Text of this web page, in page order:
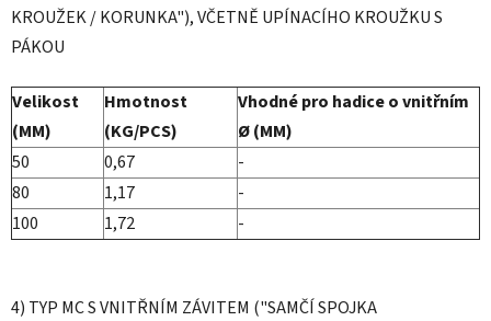
KROUŽEK / KORUNKA"), VČETNĚ UPÍNACÍHO KROUŽKU S
PÁKOU
Velikost
(MM)
Hmotnost
(KG/PCS)
Vhodné pro hadice o vnitřním
Ø (MM)
50
0,67
-
80
1,17
-
100
1,72 -
4) TYP MC S VNITŘNÍM ZÁVITEM ("SAMČÍ SPOJKA